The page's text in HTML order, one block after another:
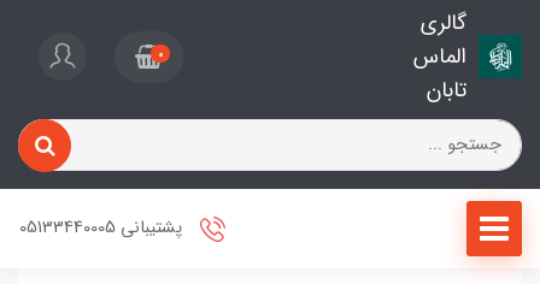
گالری
الماس
تابان
0
پشتیبانی 05133440005